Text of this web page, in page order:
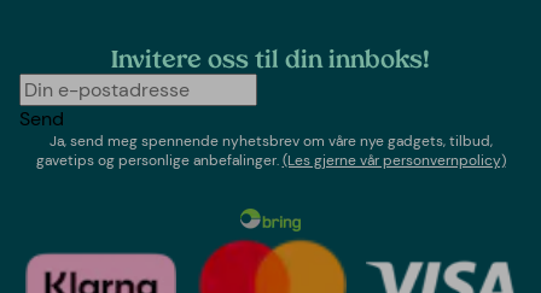
Invitere oss til din innboks!
Send
Ja, send meg spennende nyhetsbrev om våre nye gadgets, tilbud,
gavetips og personlige anbefalinger.(Les gjerne vår personvernpolicy)